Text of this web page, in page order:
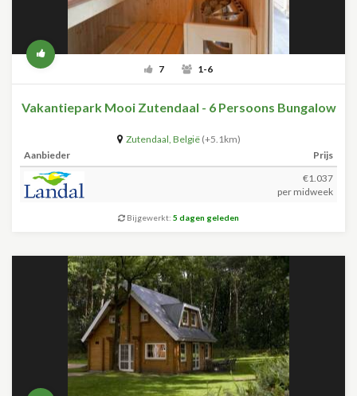
7 1-6
Vakantiepark Mooi Zutendaal - 6 Persoons Bungalow
Zutendaal, België (+5.1km)
Aanbieder
Prijs
€1.037
per midweek
Bijgewerkt: 5 dagen geleden